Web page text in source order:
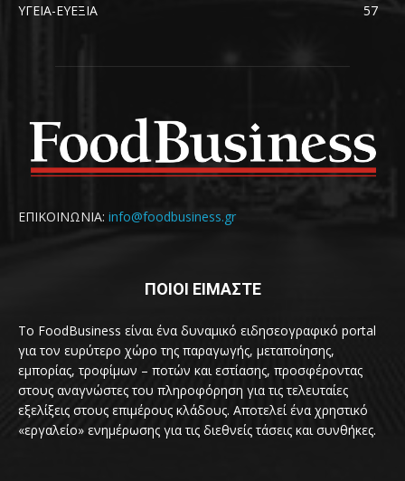
ΥΓΕΙΑ-ΕΥΕΞΙΑ
57
ΕΠΙΚΟΙΝΩΝΙΑ: info@foodbusiness.gr
ΠΟΙΟΙ ΕΙΜΑΣΤΕ
Το FoodBusiness είναι ένα δυναμικό ειδησεογραφικό portal
για τον ευρύτερο χώρο της παραγωγής, μεταποίησης,
εμπορίας, τροφίμων – ποτών και εστίασης, προσφέροντας
στους αναγνώστες του πληροφόρηση για τις τελευταίες
εξελίξεις στους επιμέρους κλάδους. Αποτελεί ένα χρηστικό
«εργαλείο» ενημέρωσης για τις διεθνείς τάσεις και συνθήκες.